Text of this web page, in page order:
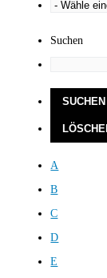
Suchen
A
B
C
D
E